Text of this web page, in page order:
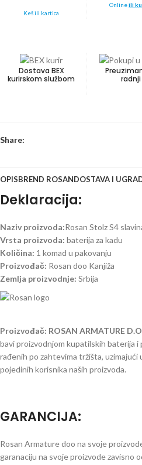
Keš ili kartica
Onlineili
Dostava BEX
kurirskom službom
radnji
Share:
OPISBREND ROSANDOSTAVA I
Deklaracija:
Naziv proizvoda:Rosan Stolz S4
Vrsta proizvoda: baterija za kadu
Količina: 1 komad u pakovanju
Proizvođač: Rosan doo Kanjiža
Zemlja proizvodnje: Srbija
Proizvođač: ROSAN ARMATURE
bavi proizvodnjom kupatilskih baterija
rađenih po zahtevima tržišta,
pojedinih korisnika naših proizvoda.
GARANCIJA:
Rosan Armature doo na svoje
garanaciju na svoje proizvode zavisno